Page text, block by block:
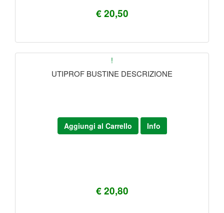
€ 20,50
!
UTIPROF BUSTINE DESCRIZIONE
€ 20,80
Aggiungi al Carrello Info